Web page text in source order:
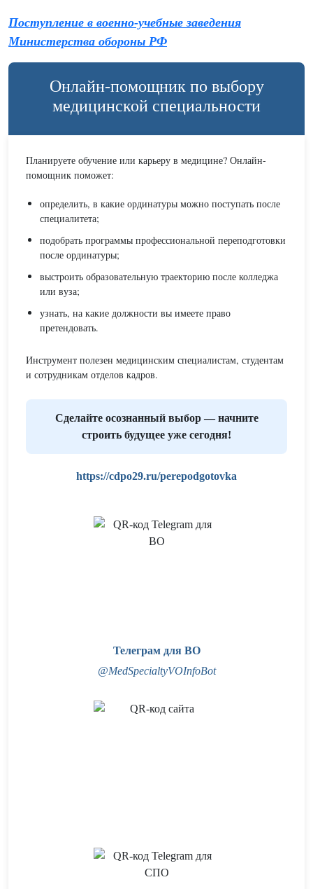
Поступление в военно-учебные заведения
Министерства обороны РФ
Онлайн-помощник по выбору
медицинской специальности
Планируете обучение или карьеру в медицине? Онлайн-
помощник поможет:
определить, в какие ординатуры можно поступать после
специалитета;
подобрать программы профессиональной переподготовки
после ординатуры;
выстроить образовательную траекторию после колледжа
или вуза;
узнать, на какие должности вы имеете право
претендовать.
Инструмент полезен медицинским специалистам, студентам
и сотрудникам отделов кадров.
Сделайте осознанный выбор — начните
строить будущее уже сегодня!
https://cdpo29.ru/perepodgotovka
Телеграм для ВО
@MedSpecialtyVOInfoBot